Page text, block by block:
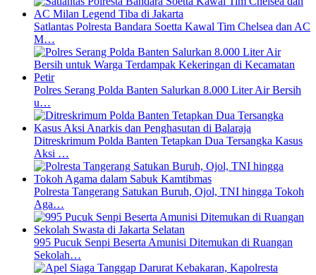
Satlantas Polresta Bandara Soetta Kawal Tim Chelsea dan AC
M…
Polres Serang Polda Banten Salurkan 8.000 Liter Air Bersih
u…
Ditreskrimum Polda Banten Tetapkan Dua Tersangka Kasus
Aksi …
Polresta Tangerang Satukan Buruh, Ojol, TNI hingga Tokoh
Aga…
995 Pucuk Senpi Beserta Amunisi Ditemukan di Ruangan
Sekolah…